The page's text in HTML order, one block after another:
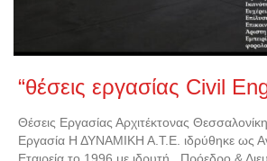
“θέσεις εργασίας Civil
Θέσεις Εργασίας Αρχιτέκτονας
Εργασία Η ΔΥΝΑΜΙΚΗ Α.Τ.Ε. ιδρύθηκε ως